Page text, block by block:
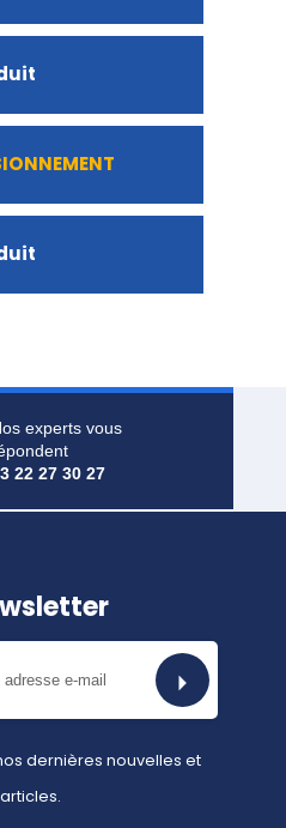
experts vous
22 27 30 27
dernières nouvelles et
articles.